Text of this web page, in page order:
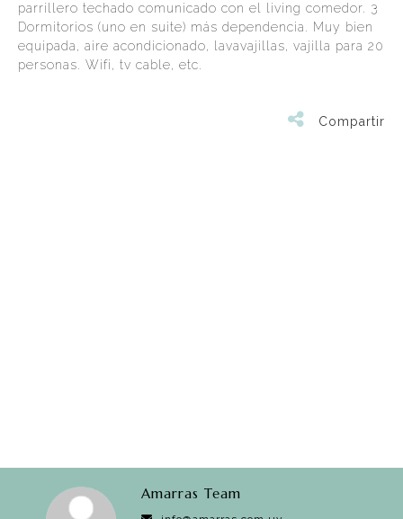
parrillero techado comunicado con el living comedor. 3
Dormitorios (uno en suite) más dependencia. Muy bien
equipada, aire acondicionado, lavavajillas, vajilla para 20
personas. Wifi, tv cable, etc.
Compartir
Amarras Team